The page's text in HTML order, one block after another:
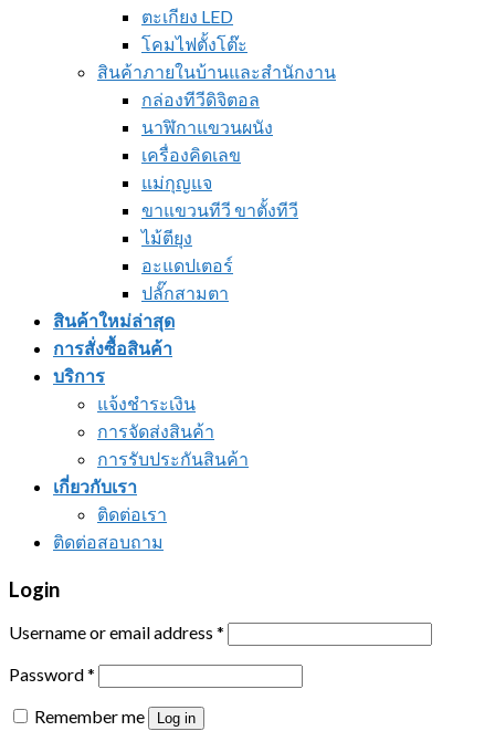
ตะเกียง LED
โคมไฟตั้งโต๊ะ
สินค้าภายในบ้านและสำนักงาน
กล่องทีวีดิจิตอล
นาฬิกาแขวนผนัง
เครื่องคิดเลข
แม่กุญแจ
ขาแขวนทีวี ขาตั้งทีวี
ไม้ตียุง
อะแดปเตอร์
ปลั๊กสามตา
สินค้าใหม่ล่าสุด
การสั่งซื้อสินค้า
บริการ
แจ้งชำระเงิน
การจัดส่งสินค้า
การรับประกันสินค้า
เกี่ยวกับเรา
ติดต่อเรา
ติดต่อสอบถาม
Login
Username or email address *
Password*
Remember me
Log in